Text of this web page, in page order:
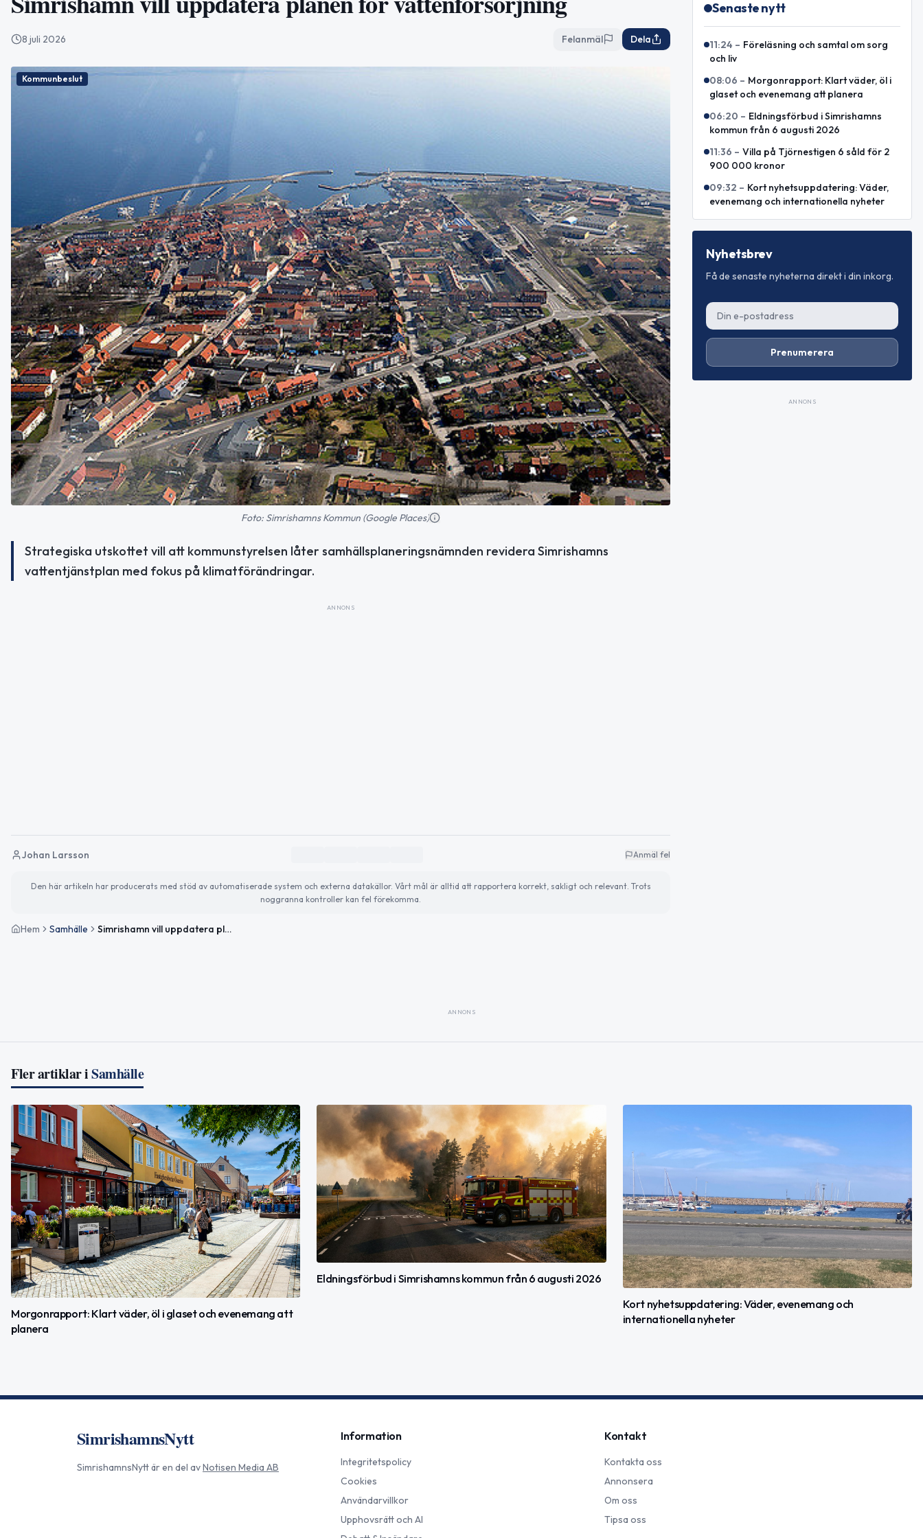
8 juli 2026 Felanmäl Dela
Kommunbeslut
Foto: Simrishamns Kommun (Google Places)
Strategiska utskottet vill att kommunstyrelsen låter samhällsplaneringsnämnden revidera Simrishamns
vattentjänstplan med fokus på klimatförändringar.
ANNONS
Johan Larsson Anmäl fel
Den här artikeln har producerats med stöd av automatiserade system och externa datakällor. Vårt mål är alltid att rapportera korrekt, sakligt och relevant. Trots
noggranna kontroller kan fel förekomma.
Hem Samhälle Simrishamn vill uppdatera planen för vattenförsörjning
Senaste nytt
11:24 – Föreläsning och samtal om sorg
och liv
08:06 – Morgonrapport: Klart väder, öl i
glaset och evenemang att planera
06:20 – Eldningsförbud i Simrishamns
kommun från 6 augusti 2026
11:36 – Villa på Tjörnestigen 6 såld för 2
900 000 kronor
09:32 – Kort nyhetsuppdatering: Väder,
evenemang och internationella nyheter
Nyhetsbrev
Få de senaste nyheterna direkt i din inkorg.
Prenumerera
ANNONS
ANNONS
Fler artiklar iSamhälle
Morgonrapport: Klart väder, öl i glaset och evenemang att
planera
Eldningsförbud i Simrishamns kommun från 6 augusti 2026
Kort nyhetsuppdatering: Väder, evenemang och
internationella nyheter
SimrishamnsNytt
SimrishamnsNyttär en del avNotisen Media AB
Information
Integritetspolicy
Cookies
Användarvillkor
Upphovsrätt och AI
Kontakt
Kontakta oss
Annonsera
Om oss
Tipsa oss